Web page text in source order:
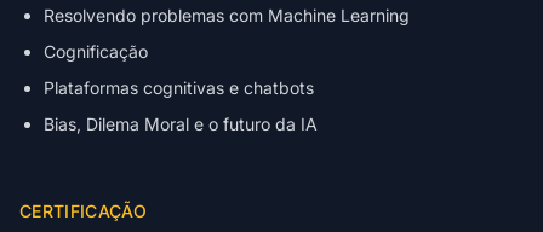
Resolvendo problemas com Machine Learning
Cognificação
Plataformas cognitivas e chatbots
Bias, Dilema Moral e o futuro da IA
CERTIFICAÇÃO